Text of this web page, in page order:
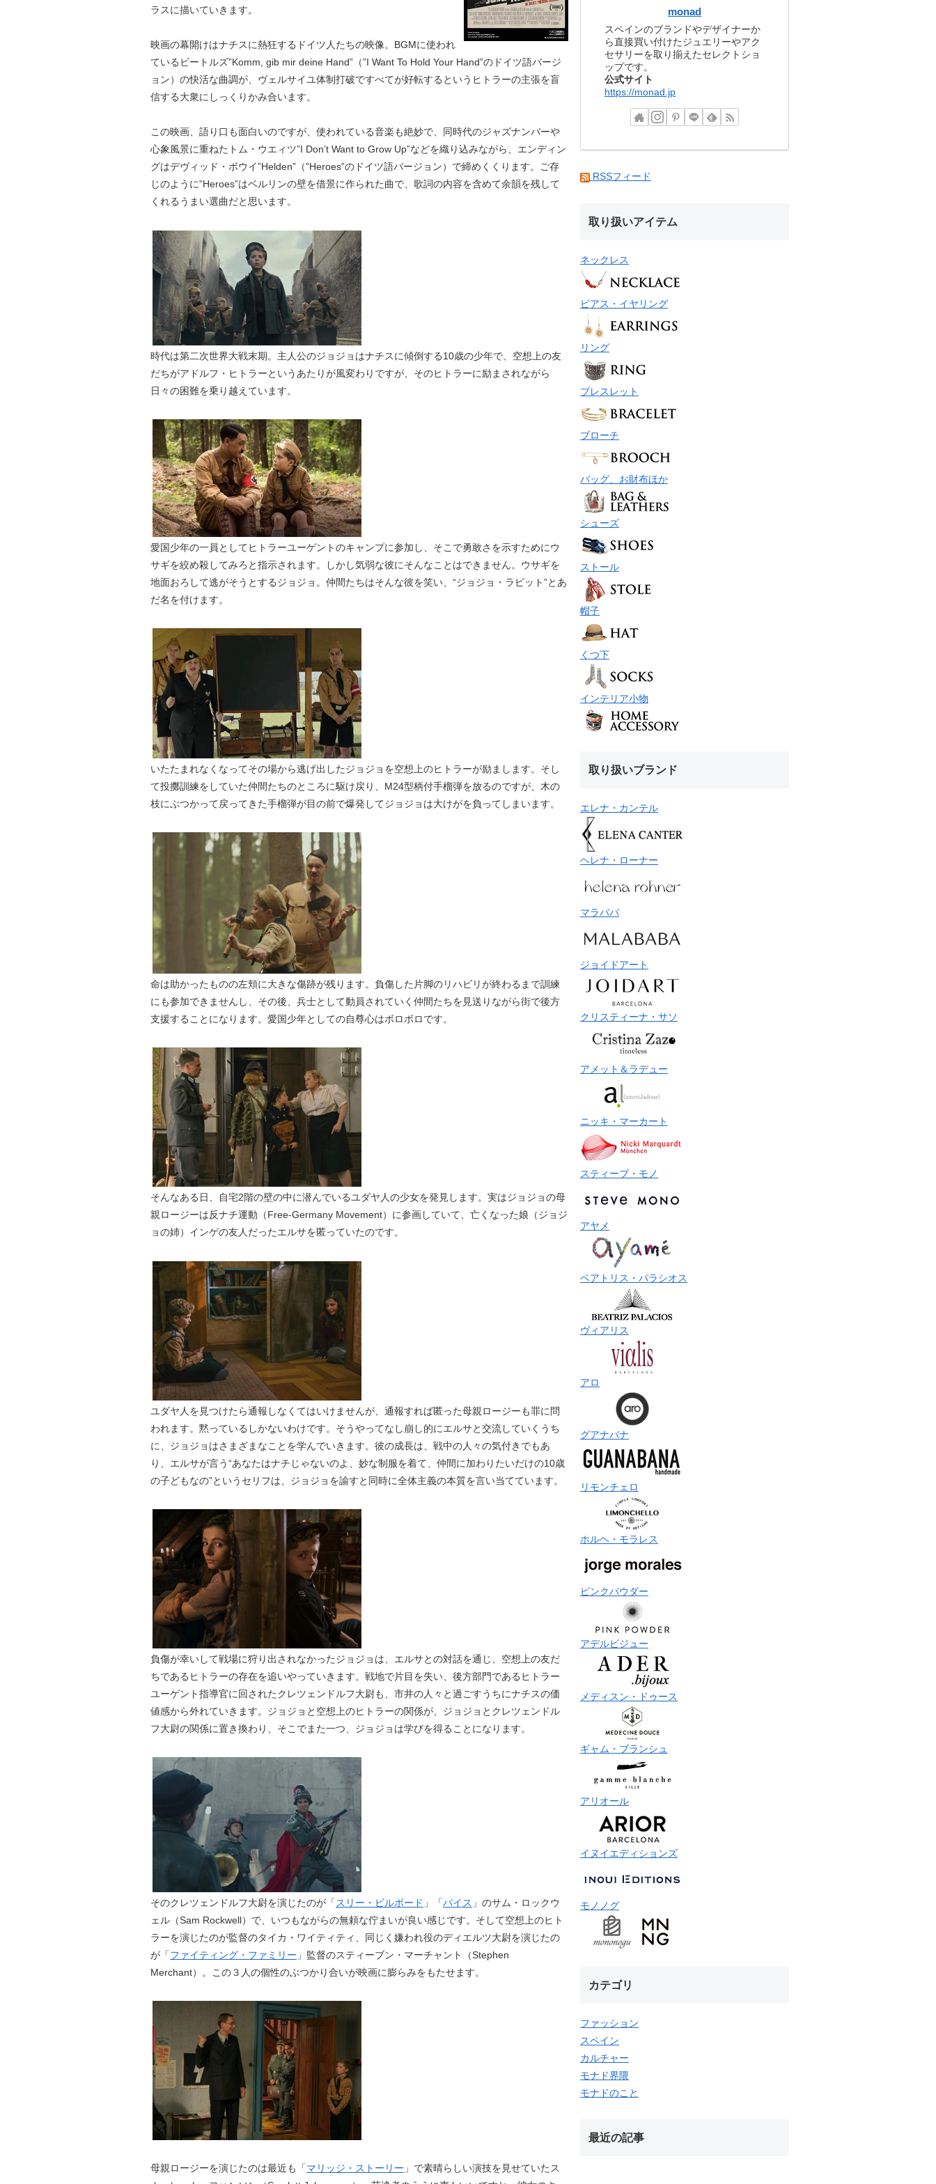
ラスに描いていきます。
映画の幕開けはナチスに熱狂するドイツ人たちの映像。BGMに使われ
ているビートルズ”Komm, gib mir deine Hand”（”I Want To Hold Your Hand”のドイツ語バージ
ョン）の快活な曲調が、ヴェルサイユ体制打破ですべてが好転するというヒトラーの主張を盲
信する大衆にしっくりかみ合います。
この映画、語り口も面白いのですが、使われている音楽も絶妙で、同時代のジャズナンバーや
心象風景に重ねたトム・ウエィツ”I Don’t Want to Grow Up”などを織り込みながら、エンディン
グはデヴィッド・ボウイ”Helden”（”Heroes”のドイツ語バージョン）で締めくくります。ご存
じのように”Heroes”はベルリンの壁を借景に作られた曲で、歌詞の内容を含めて余韻を残して
くれるうまい選曲だと思います。
時代は第二次世界大戦末期。主人公のジョジョはナチスに傾倒する10歳の少年で、空想上の友
だちがアドルフ・ヒトラーというあたりが風変わりですが、そのヒトラーに励まされながら
日々の困難を乗り越えています。
愛国少年の一員としてヒトラーユーゲントのキャンプに参加し、そこで勇敢さを示すためにウ
サギを絞め殺してみろと指示されます。しかし気弱な彼にそんなことはできません。ウサギを
地面おろして逃がそうとするジョジョ。仲間たちはそんな彼を笑い、“ジョジョ・ラビット”とあ
だ名を付けます。
いたたまれなくなってその場から逃げ出したジョジョを空想上のヒトラーが励まします。そし
て投擲訓練をしていた仲間たちのところに駆け戻り、M24型柄付手榴弾を放るのですが、木の
枝にぶつかって戻ってきた手榴弾が目の前で爆発してジョジョは大けがを負ってしまいます。
命は助かったものの左頬に大きな傷跡が残ります。負傷した片脚のリハビリが終わるまで訓練
にも参加できませんし、その後、兵士として動員されていく仲間たちを見送りながら街で後方
支援することになります。愛国少年としての自尊心はボロボロです。
そんなある日、自宅2階の壁の中に潜んでいるユダヤ人の少女を発見します。実はジョジョの母
親ロージーは反ナチ運動（Free-Germany Movement）に参画していて、亡くなった娘（ジョジ
ョの姉）インゲの友人だったエルサを匿っていたのです。
ユダヤ人を見つけたら通報しなくてはいけませんが、通報すれば匿った母親ロージーも罪に問
われます。黙っているしかないわけです。そうやってなし崩し的にエルサと交流していくうち
に、ジョジョはさまざまなことを学んでいきます。彼の成長は、戦中の人々の気付きでもあ
り、エルサが言う“あなたはナチじゃないのよ、妙な制服を着て、仲間に加わりたいだけの10歳
の子どもなの”というセリフは、ジョジョを諭すと同時に全体主義の本質を言い当てています。
負傷が幸いして戦場に狩り出されなかったジョジョは、エルサとの対話を通じ、空想上の友だ
ちであるヒトラーの存在を追いやっていきます。戦地で片目を失い、後方部門であるヒトラー
ユーゲント指導官に回されたクレツェンドルフ大尉も、市井の人々と過ごすうちにナチスの価
値感から外れていきます。ジョジョと空想上のヒトラーの関係が、ジョジョとクレツェンドル
フ大尉の関係に置き換わり、そこでまた一つ、ジョジョは学びを得ることになります。
そのクレツェンドルフ大尉を演じたのが「 スリー・ビルボード 」「バイス 」のサム・ロックウ
ェル（Sam Rockwell）で、いつもながらの無頼な佇まいが良い感じです。そして空想上のヒト
ラーを演じたのが監督のタイカ・ワイティティ、同じく嫌われ役のディエルツ大尉を演じたの
が「ファイティング・ファミリー 」監督のスティーブン・マーチャント（Stephen
Merchant）。この３人の個性のぶつかり合いが映画に膨らみをもたせます。
母親ロージーを演じたのは最近も「マリッジ・ストーリー 」で素晴らしい演技を見せていたス
monad
スペインのブランドやデザイナーか
ら直接買い付けたジュエリーやアク
セサリーを取り揃えたセレクトショ
ップです。
公式サイト
https://monad.jp
RSSフィード
取り扱いアイテム
ネックレス
ピアス・イヤリング
リング
ブレスレット
ブローチ
バッグ、お財布ほか
シューズ
ストール
帽子
くつ下
インテリア小物
取り扱いブランド
エレナ・カンテル
ヘレナ・ローナー
マラババ
ジョイドアート
クリスティーナ・サソ
アメット＆ラデュー
ニッキ・マーカート
スティーブ・モノ
アヤメ
ベアトリス・パラシオス
ヴィアリス
アロ
グアナバナ
リモンチェロ
ホルヘ・モラレス
ピンクパウダー
アデルビジュー
メディスン・ドゥース
ギャム・ブランシュ
アリオール
イヌイエディションズ
モノノグ
カテゴリ
ファッション
スペイン
カルチャー
モナド界隈
モナドのこと
最近の記事